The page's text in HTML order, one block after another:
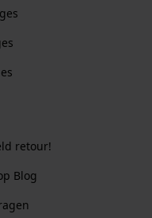
retour!
Blog